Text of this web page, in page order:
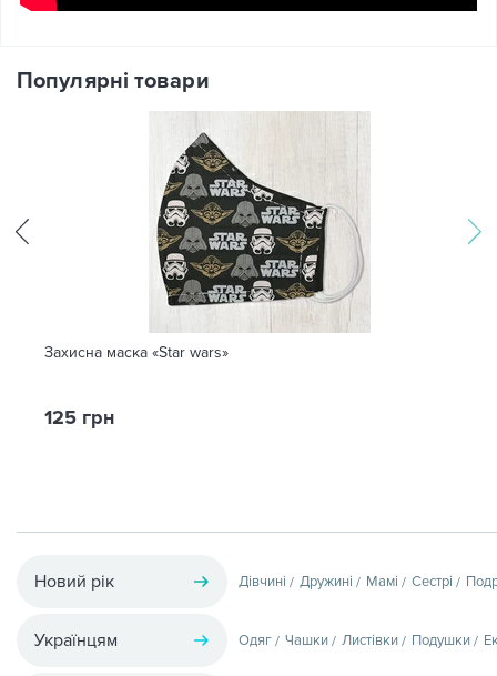
Популярні товари
Захисна маска «Star wars»
125 грн
Новий рік Дівчині Дружині Мамі Сестрі
Українцям Одяг Чашки Листівки Подушки